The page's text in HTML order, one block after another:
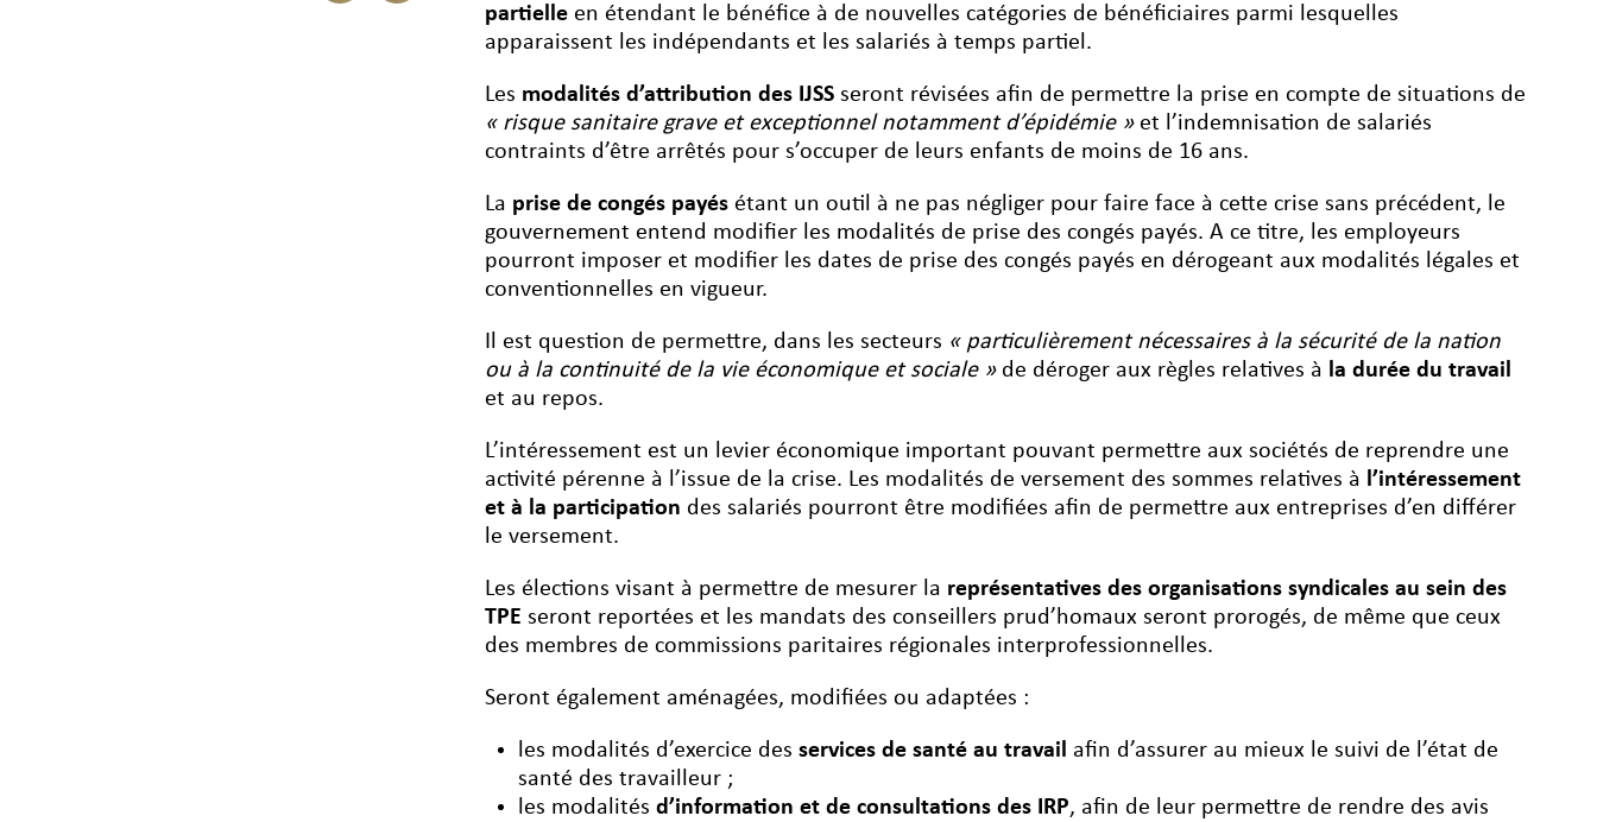
partielle en étendant le bénéfice à de nouvelles catégories de bénéficiaires parmi lesquelles
apparaissent les indépendants et les salariés à temps partiel.
Les modalités d’attribution des IJSS seront révisées afin de permettre la prise en compte de situations de
« risque sanitaire grave et exceptionnel notamment d’épidémie »et l’indemnisation de salariés
contraints d’être arrêtés pour s’occuper de leurs enfants de moins de 16 ans.
La prise de congés payés étant un outil à ne pas négliger pour faire face à cette crise sans précédent, le
gouvernement entend modifier les modalités de prise des congés payés. A ce titre, les employeurs
pourront imposer et modifier les dates de prise des congés payés en dérogeant aux modalités légales et
conventionnelles en vigueur.
Il est question de permettre, dans les secteurs « particulièrement nécessaires à la sécurité de la nation
ou à la continuité de la vie économique et sociale »de déroger aux règles relatives à la durée du travail
et au repos.
L’intéressement est un levier économique important pouvant permettre aux sociétés de reprendre une
activité pérenne à l’issue de la crise. Les modalités de versement des sommes relatives à l’intéressement
et à la participation des salariés pourront être modifiées afin de permettre aux entreprises d’en différer
le versement.
Les élections visant à permettre de mesurer la représentatives des organisations syndicales au sein des
TPE seront reportées et les mandats des conseillers prud’homaux seront prorogés, de même que ceux
des membres de commissions paritaires régionales interprofessionnelles.
Seront également aménagées, modifiées ou adaptées :
les modalités d’exercice desservices de santé au travail afin d’assurer au mieux le suivi de l’état de
santé des travailleur ;
les modalitésd’information et de consultations des IRP, afin de leur permettre de rendre des avis